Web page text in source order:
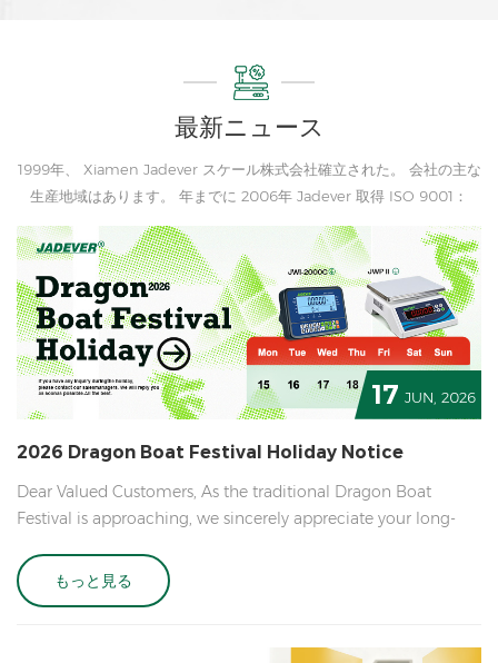
最新ニュース
1999年、 Xiamen Jadever スケール株式会社確立された。 会社の主な
生産地域はあります。 年までに 2006年 Jadever 取得 ISO 9001：
17 JUN, 2026
2026 Dragon Boat Festival Holiday Notice
Dear Valued Customers, As the traditional Dragon Boat
Festival is approaching, we sincerely appreciate your long-
family a healthy, pleasant and joyful festival! In accordance
with national statutory holiday arrangements and our
the holiday arrangement as follows: Holiday Schedule
もっと見る